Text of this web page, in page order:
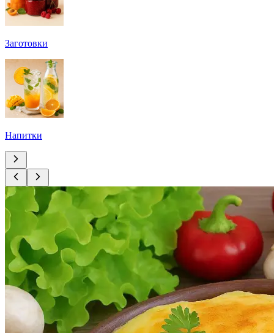
Заготовки
Напитки